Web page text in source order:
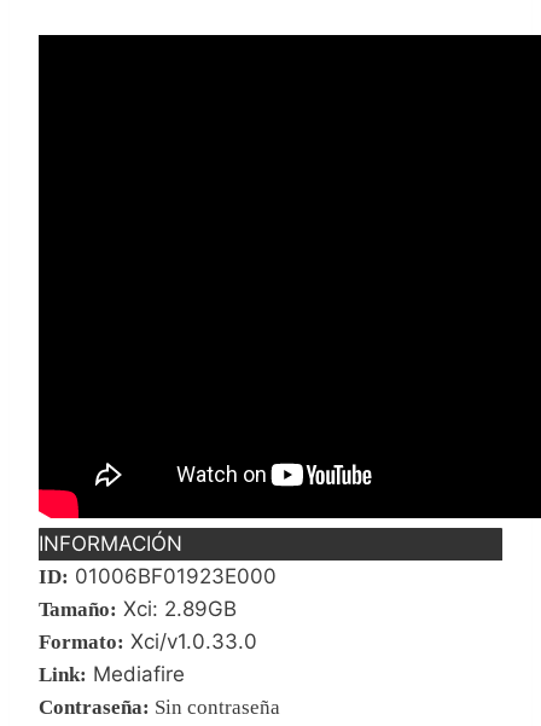
INFORMACIÓN
ID: 01006BF01923E000
Tamaño: Xci: 2.89GB
Formato: Xci/v1.0.33.0
Link: Mediafire
Contraseña: Sin contraseña